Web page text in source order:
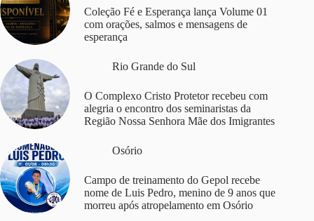
Coleção Fé e Esperança lança Volume 01
com orações, salmos e mensagens de
esperança
Rio Grande do Sul
O Complexo Cristo Protetor recebeu com
alegria o encontro dos seminaristas da
Região Nossa Senhora Mãe dos Imigrantes
Osório
Campo de treinamento do Gepol recebe
nome de Luis Pedro, menino de 9 anos que
morreu após atropelamento em Osório